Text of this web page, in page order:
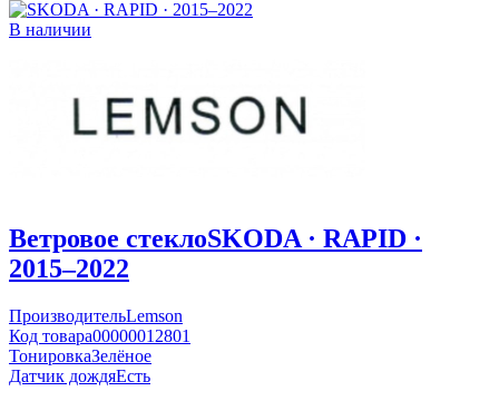
В наличии
Ветровое стеклоSKODA · RAPID ·
2015–2022
ПроизводительLemson
Код товара00000012801
ТонировкаЗелёное
Датчик дождяЕсть